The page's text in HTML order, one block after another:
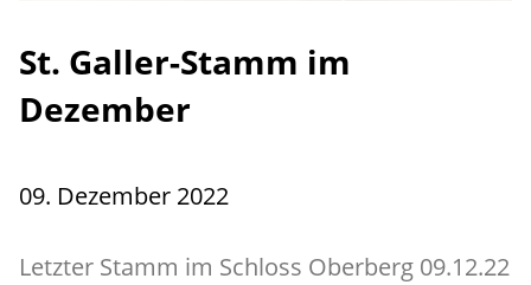
St. Galler-Stamm im
Dezember
09. Dezember 2022
Letzter Stamm im Schloss Oberberg 09.12.22